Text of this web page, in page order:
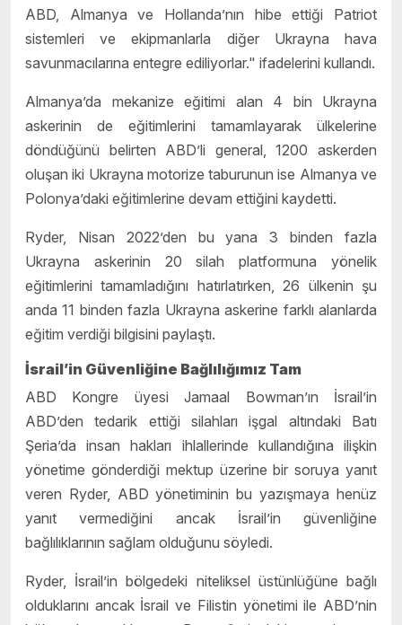
ABD, Almanya ve Hollanda’nın hibe ettiği Patriot
sistemleri ve ekipmanlarla diğer Ukrayna hava
savunmacılarına entegre ediliyorlar." ifadelerini kullandı.
Almanya’da mekanize eğitimi alan 4 bin Ukrayna
askerinin de eğitimlerini tamamlayarak ülkelerine
döndüğünü belirten ABD’li general, 1200 askerden
oluşan iki Ukrayna motorize taburunun ise Almanya ve
Polonya’daki eğitimlerine devam ettiğini kaydetti.
Ryder, Nisan 2022’den bu yana 3 binden fazla
Ukrayna askerinin 20 silah platformuna yönelik
eğitimlerini tamamladığını hatırlatırken, 26 ülkenin şu
anda 11 binden fazla Ukrayna askerine farklı alanlarda
eğitim verdiği bilgisini paylaştı.
İsrail’in Güvenliğine Bağlılığımız Tam
ABD Kongre üyesi Jamaal Bowman’ın İsrail’in
ABD’den tedarik ettiği silahları işgal altındaki Batı
Şeria’da insan hakları ihlallerinde kullandığına ilişkin
yönetime gönderdiği mektup üzerine bir soruya yanıt
veren Ryder, ABD yönetiminin bu yazışmaya henüz
yanıt vermediğini ancak İsrail’in güvenliğine
bağlılıklarının sağlam olduğunu söyledi.
Ryder, İsrail’in bölgedeki niteliksel üstünlüğüne bağlı
olduklarını ancak İsrail ve Filistin yönetimi ile ABD’nin